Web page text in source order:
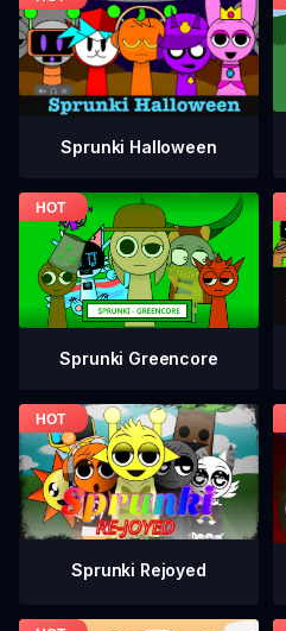
Sprunki Halloween
Sprunki Greencore
Sprunki Rejoyed